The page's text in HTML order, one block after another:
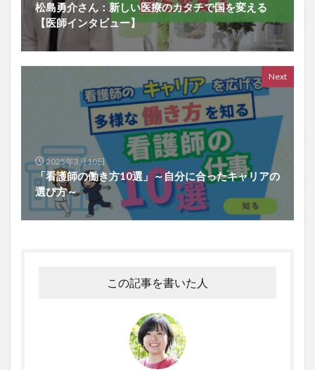
松島勇介さん：新しい医療のカタチで国を変える
【医師インタビュー】
Next
2025年3月10日
「看護師の働き方10選」～自分に合ったキャリアの
選び方～
この記事を書いた人